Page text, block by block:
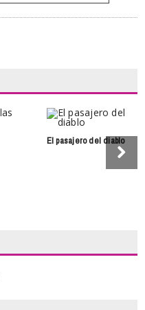
El pasajero del diablo